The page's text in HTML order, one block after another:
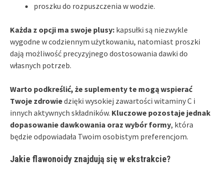
proszku do rozpuszczenia w wodzie.
Każda z opcji ma swoje plusy: kapsułki są niezwykle
wygodne w codziennym użytkowaniu, natomiast proszki
dają możliwość precyzyjnego dostosowania dawki do
własnych potrzeb.
Warto podkreślić, że suplementy te mogą wspierać
Twoje zdrowiedzięki wysokiej zawartości witaminy C i
innych aktywnych składników. Kluczowe pozostaje jednak
dopasowanie dawkowania oraz wybór formy, która
będzie odpowiadała Twoim osobistym preferencjom.
Jakie flawonoidy znajdują się w ekstrakcie?